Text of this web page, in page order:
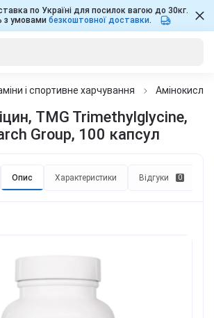
по Україні для посилок вагою до 30кг.
з умовами безкоштовної доставки.
і спортивне харчування
TMG Trimethylglycine,
Group, 100 капсул
Опис Характеристики Відгуки 0